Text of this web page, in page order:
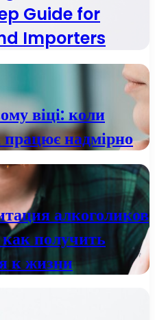
Guide for
Importers
віці: коли
працює надмірно
алкоголиков
получить
к жизни